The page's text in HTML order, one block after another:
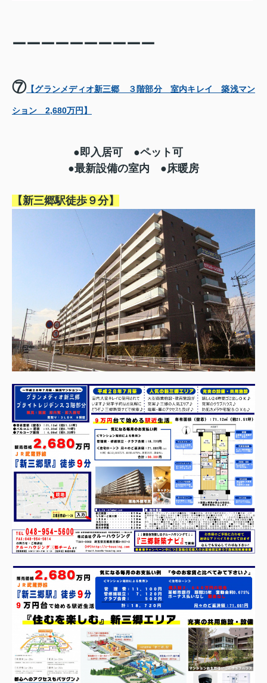
ーーーーーーーーーー
⑦【グランメディオ新三郷 ３階部分 室内キレイ 築浅マン
ション 2,680万円】
●即入居可 ●ペット可
●最新設備の室内 ●床暖房
【新三郷駅徒歩９分】